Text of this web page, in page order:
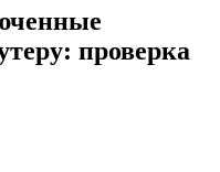
проверка